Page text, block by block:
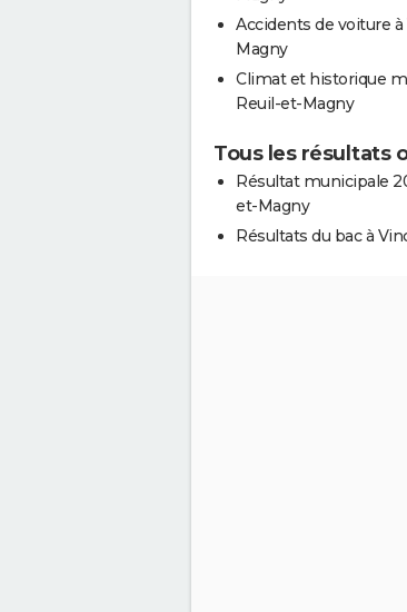
Accidents de voiture
Magny
Climat et historique
Reuil-et-Magny
Tous les résultats
Résultat municipale
et-Magny
Résultats du bac à